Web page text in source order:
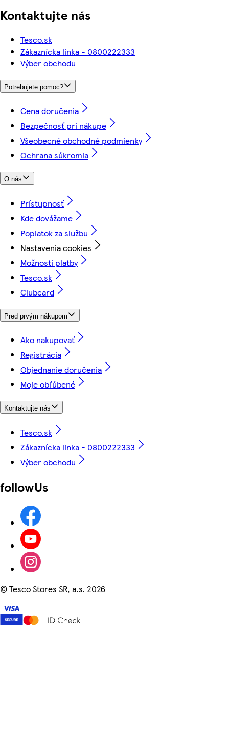
Kontaktujte nás
Tesco.sk
Zákaznícka linka - 0800222333
Výber obchodu
Potrebujete pomoc?
Cena doručenia
Bezpečnosť pri nákupe
Všeobecné obchodné podmienky
Ochrana súkromia
O nás
Prístupnosť
Kde dovážame
Poplatok za službu
Nastavenia cookies
Možnosti platby
Tesco.sk
Clubcard
Pred prvým nákupom
Ako nakupovať
Registrácia
Objednanie doručenia
Moje obľúbené
Kontaktujte nás
Tesco.sk
Zákaznícka linka - 0800222333
Výber obchodu
followUs
©Tesco Stores SR, a.s. 2026